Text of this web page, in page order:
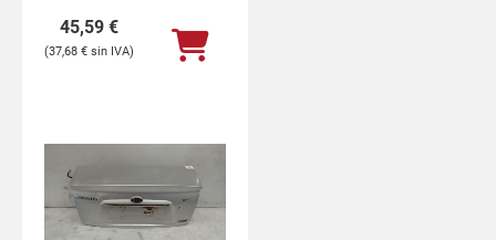
45,59 €
37,68 €